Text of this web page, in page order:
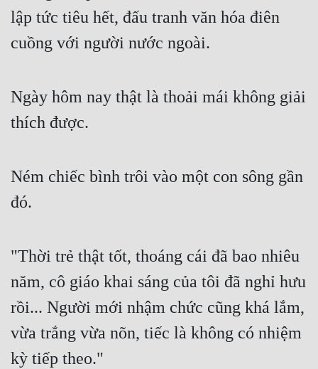
Đô Thị
Đông Phương
Đồng Nhân
Ngự Thú
Truyện Nam
Vô Địch Lưu
Xây Dựng Thế Lực
lập tức tiêu hết, đấu tranh văn hóa điên
cuồng với người nước ngoài.
Ngày hôm nay thật là thoải mái không giải
thích được.
Ném chiếc bình trôi vào một con sông gần
đó.
"Thời trẻ thật tốt, thoáng cái đã bao nhiêu
năm, cô giáo khai sáng của tôi đã nghỉ hưu
rồi... Người mới nhậm chức cũng khá lắm,
vừa trắng vừa nõn, tiếc là không có nhiệm
kỳ tiếp theo."